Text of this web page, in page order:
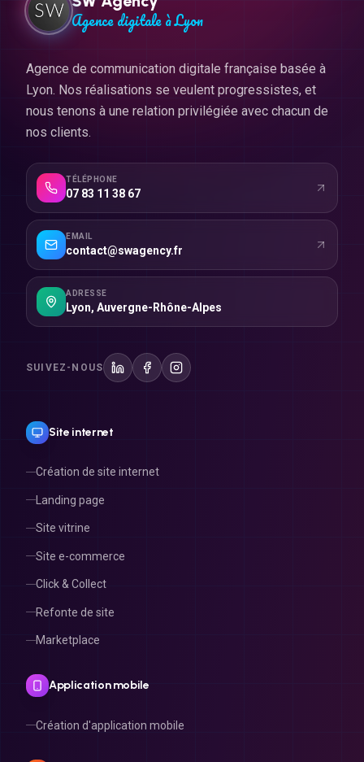
Agence digitale à Lyon
Agence de communication digitale française basée à
Lyon. Nos réalisations se veulent progressistes, et
nous tenons à une relation privilégiée avec chacun de
nos clients.
TÉLÉPHONE
07 83 11 38 67
EMAIL
contact@swagency.fr
ADRESSE
Lyon, Auvergne-Rhône-Alpes
SUIVEZ-NOUS
Site internet
Création de site internet
Landing page
Site vitrine
Site e-commerce
Click & Collect
Refonte de site
Marketplace
Application mobile
Création d'application mobile